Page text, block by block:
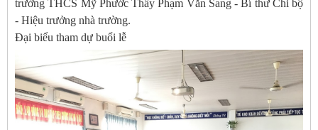
trường THCS Mỹ Phước Thầy Phạm Văn Sang - Bí thư Chi bộ
- Hiệu trưởng nhà trường.
Đại biểu tham dự buổi lễ